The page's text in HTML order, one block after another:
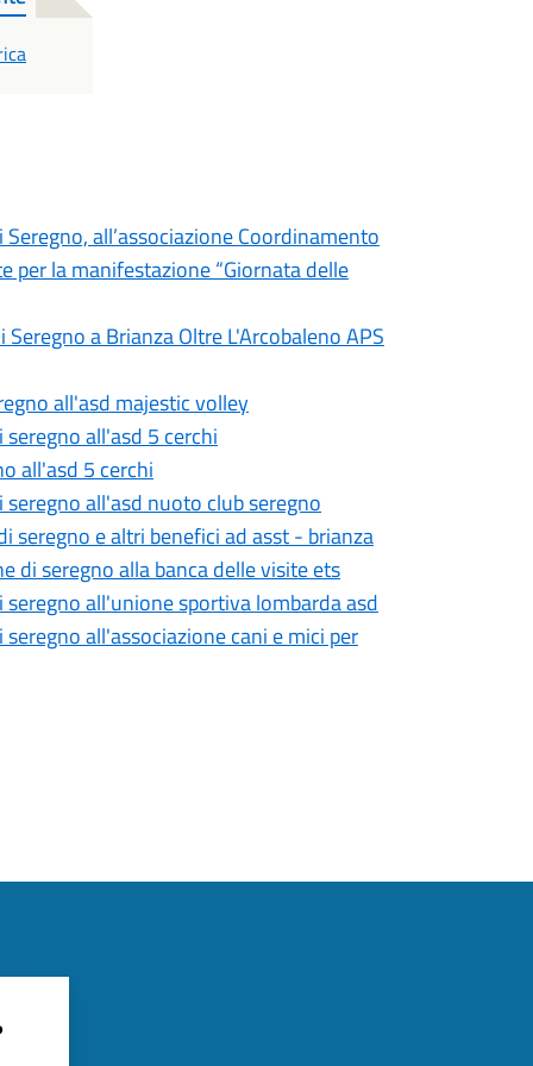
all’associazione Coordinamento
per la manifestazione “Giornata delle
a Brianza Oltre L'Arcobaleno APS
all'asd majestic volley
all'asd 5 cerchi
all'asd 5 cerchi
all'asd nuoto club seregno
seregno e altri benefici ad asst - brianza
di seregno alla banca delle visite ets
all'unione sportiva lombarda asd
all'associazione cani e mici per